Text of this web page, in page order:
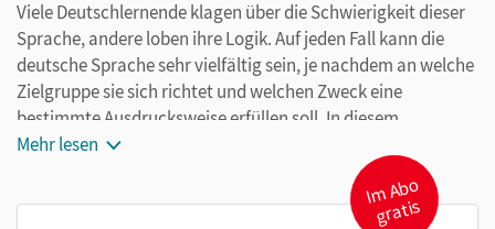
Viele Deutschlernende klagen über die Schwierigkeit dieser
Sprache, andere loben ihre Logik. Auf jeden Fall kann die
deutsche Sprache sehr vielfältig sein, je nachdem an welche
Zielgruppe sie sich richtet und welchen Zweck eine
bestimmte Ausdrucksweise erfüllen soll. In diesem
Arbeitsblatt setzen sich die Schülerinnen und Schüler mit
der Verwaltungssprache und deren Merkmalen auseinander
und lernen auch die Leichte Sprache, ihre Regeln und
Mehr lesen
I
m
A
b
o
gr
atis